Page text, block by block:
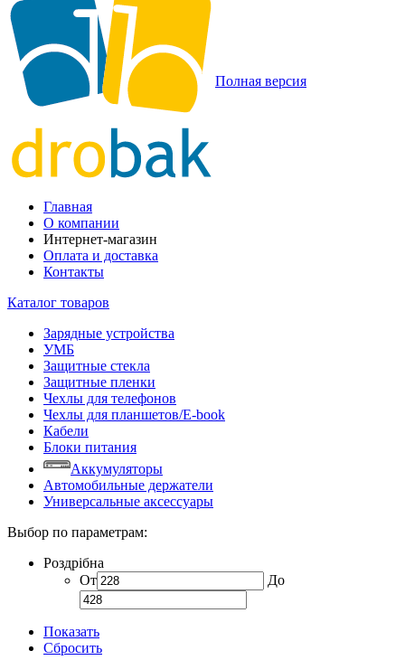
Полная версия
Главная
О компании
Интернет-магазин
Оплата и доставка
Контакты
Каталог товаров
Зарядные устройства
УМБ
Защитные стекла
Защитные пленки
Чехлы для телефонов
Чехлы для планшетов/E-book
Кабели
Блоки питания
Аккумуляторы
Автомобильные держатели
Универсальные аксессуары
Выбор по параметрам:
Роздрібна
От
До
Показать
Сбросить